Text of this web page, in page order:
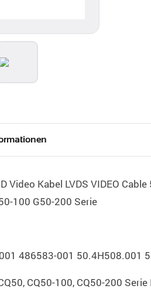
Video Kabel LVDS VIDEO
100 G50-200 Serie
486583-001 50.4H508.001
CQ50-100, CQ50-200